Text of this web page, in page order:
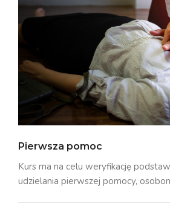
Pierwsza pomoc
Kurs ma na celu weryfikację
udzielania pierwszej pomocy,